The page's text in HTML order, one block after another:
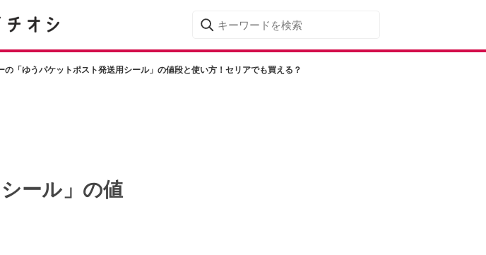
の「ゆうパケットポスト発送用シール」の値段と使い方！セリアでも買える？
ール」の値